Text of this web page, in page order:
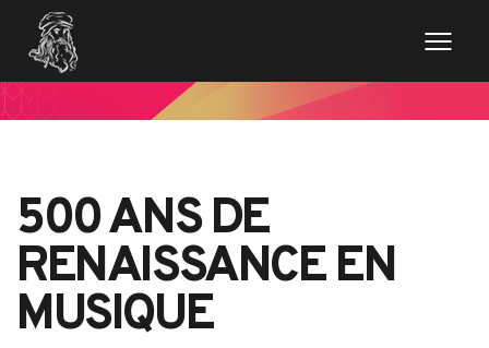
500 ANS DE
RENAISSANCE EN
MUSIQUE